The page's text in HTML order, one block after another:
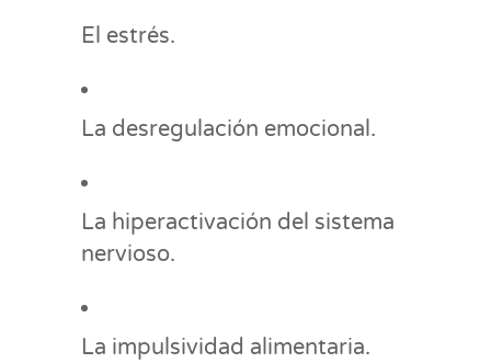
El estrés.
La desregulación emocional.
La hiperactivación del sistema
nervioso.
La impulsividad alimentaria.